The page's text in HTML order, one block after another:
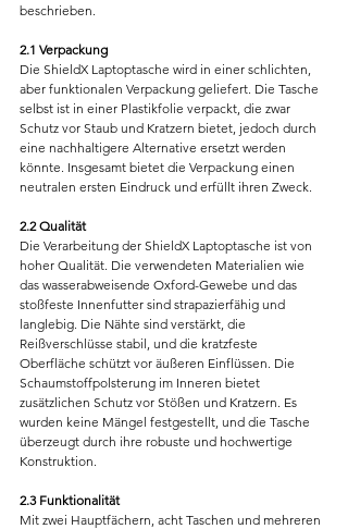
beschrieben.
2.1 Verpackung
Die ShieldX Laptoptasche wird in einer schlichten,
aber funktionalen Verpackung geliefert. Die Tasche
selbst ist in einer Plastikfolie verpackt, die zwar
Schutz vor Staub und Kratzern bietet, jedoch durch
eine nachhaltigere Alternative ersetzt werden
könnte. Insgesamt bietet die Verpackung einen
neutralen ersten Eindruck und erfüllt ihren Zweck.
2.2 Qualität
Die Verarbeitung der ShieldX Laptoptasche ist von
hoher Qualität. Die verwendeten Materialien wie
das wasserabweisende Oxford-Gewebe und das
stoßfeste Innenfutter sind strapazierfähig und
langlebig. Die Nähte sind verstärkt, die
Reißverschlüsse stabil, und die kratzfeste
Oberfläche schützt vor äußeren Einflüssen. Die
Schaumstoffpolsterung im Inneren bietet
zusätzlichen Schutz vor Stößen und Kratzern. Es
wurden keine Mängel festgestellt, und die Tasche
überzeugt durch ihre robuste und hochwertige
Konstruktion.
2.3 Funktionalität
Mit zwei Hauptfächern, acht Taschen und mehreren